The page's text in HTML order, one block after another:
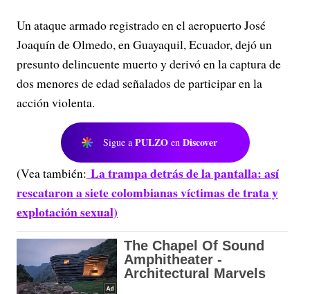
Un ataque armado registrado en el aeropuerto José
Joaquín de Olmedo, en Guayaquil, Ecuador, dejó un
presunto delincuente muerto y derivó en la captura de
dos menores de edad señalados de participar en la
acción violenta.
Sigue a PULZO en Discover
(Vea también: La trampa detrás de la pantalla: así
rescataron a siete colombianas víctimas de trata y
explotación sexual)